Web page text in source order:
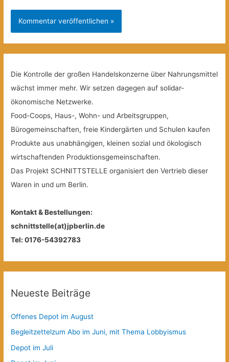
Die Kontrolle der großen Handelskonzerne über Nahrungsmittel
wächst immer mehr. Wir setzen dagegen auf solidar-
ökonomische Netzwerke.
Food-Coops, Haus-, Wohn- und Arbeitsgruppen,
Bürogemeinschaften, freie Kindergärten und Schulen kaufen
Produkte aus unabhängigen, kleinen sozial und ökologisch
wirtschaftenden Produktionsgemeinschaften.
Das Projekt SCHNITTSTELLE organisiert den Vertrieb dieser
Waren in und um Berlin.
Kontakt & Bestellungen:
schnittstelle(at)jpberlin.de
Tel: 0176-54392783
Neueste Beiträge
Offenes Depot im August
Begleitzettelzum Abo im Juni, mit Thema Lobbyismus
Depot im Juli